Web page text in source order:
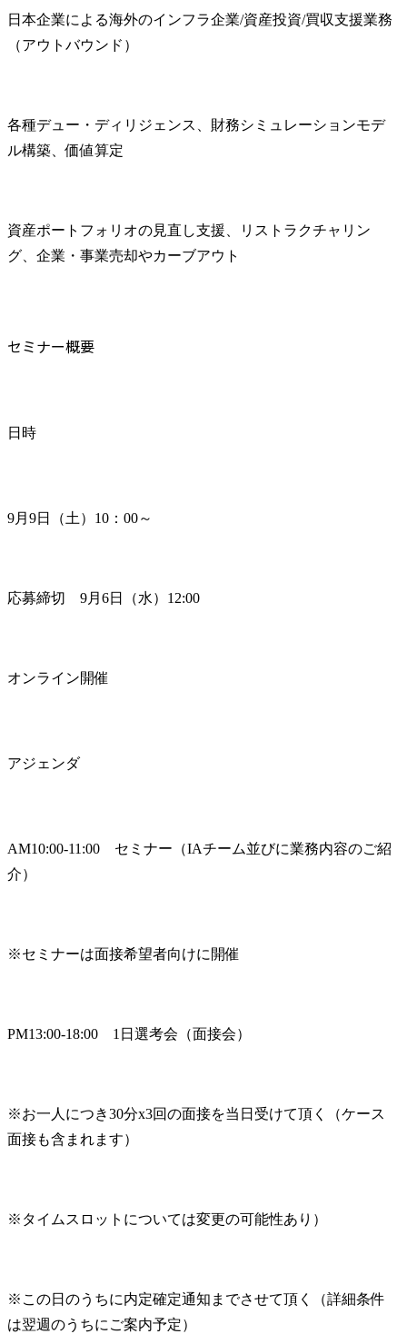
日本企業による海外のインフラ企業/資産投資/買収支援業務
（アウトバウンド）
各種デュー・ディリジェンス、財務シミュレーションモデ
ル構築、価値算定
資産ポートフォリオの見直し支援、リストラクチャリン
グ、企業・事業売却やカーブアウト
セミナー概要
日時
9月9日（土）10：00～
応募締切　9月6日（水）12:00
オンライン開催
アジェンダ
AM10:00-11:00　セミナー（IAチーム並びに業務内容のご紹
介）
※セミナーは面接希望者向けに開催
PM13:00-18:00　1日選考会（面接会）
※お一人につき30分x3回の面接を当日受けて頂く（ケース
面接も含まれます）
※タイムスロットについては変更の可能性あり）
※この日のうちに内定確定通知までさせて頂く（詳細条件
は翌週のうちにご案内予定）